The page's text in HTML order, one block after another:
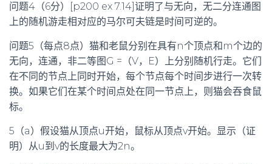
问题4（6分）[p200 ex 7.14]证明了与无向，无二分连通图
上的随机游走相对应的马尔可夫链是时间可逆的。
问题5（每点8点）猫和老鼠分别在具有n个顶点和m个边的
无向，连通，非二等图G =（V，E）上分别随机行走。它们
在不同的节点上同时开始，每个节点每个时间步进行一次转
换。如果它们在某个时间点处在同一节点上，则猫会吞食鼠
标。
5（a）假设猫从顶点u开始，鼠标从顶点v开始。显示（证
明）从u到v的长度最大为2n。